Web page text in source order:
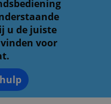
u de juiste
voor